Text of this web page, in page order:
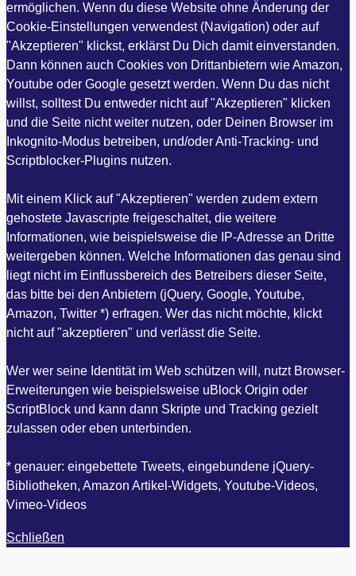
ermöglichen. Wenn du diese Website ohne Änderung der
Cookie-Einstellungen verwendest (Navigation) oder auf
"Akzeptieren" klickst, erklärst Du Dich damit einverstanden.
Dann können auch Cookies von Drittanbietern wie Amazon,
Youtube oder Google gesetzt werden. Wenn Du das nicht
willst, solltest Du entweder nicht auf "Akzeptieren" klicken
und die Seite nicht weiter nutzen, oder Deinen Browser im
Inkognito-Modus betreiben, und/oder Anti-Tracking- und
Scriptblocker-Plugins nutzen.
Mit einem Klick auf "Akzeptieren" werden zudem extern
gehostete Javascripte freigeschaltet, die weitere
Informationen, wie beispielsweise die IP-Adresse an Dritte
weitergeben können. Welche Informationen das genau sind
liegt nicht im Einflussbereich des Betreibers dieser Seite,
das bitte bei den Anbietern (jQuery, Google, Youtube,
Amazon, Twitter *) erfragen. Wer das nicht möchte, klickt
nicht auf "akzeptieren" und verlässt die Seite.
Wer wer seine Identität im Web schützen will, nutzt Browser-
Erweiterungen wie beispielsweise uBlock Origin oder
ScriptBlock und kann dann Skripte und Tracking gezielt
zulassen oder eben unterbinden.
* genauer: eingebettete Tweets, eingebundene jQuery-
Bibliotheken, Amazon Artikel-Widgets, Youtube-Videos,
Vimeo-Videos
Schließen